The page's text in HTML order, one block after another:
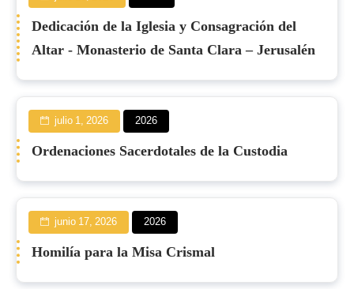
Dedicación de la Iglesia y Consagración del
Altar - Monasterio de Santa Clara – Jerusalén
julio 1, 2026 2026
Ordenaciones Sacerdotales de la Custodia
junio 17, 2026 2026
Homilía para la Misa Crismal